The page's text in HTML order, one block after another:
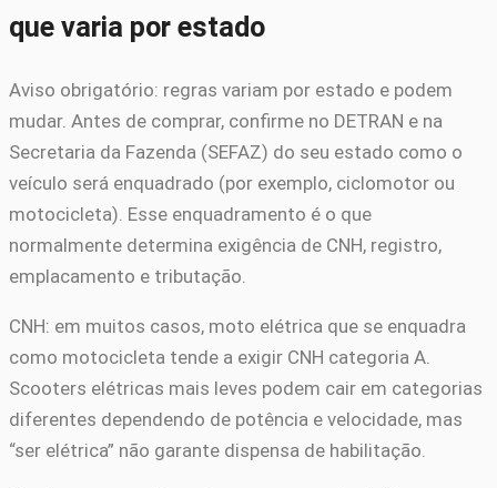
que varia por estado
Aviso obrigatório: regras variam por estado e podem
mudar. Antes de comprar, confirme no DETRAN e na
Secretaria da Fazenda (SEFAZ) do seu estado como o
veículo será enquadrado (por exemplo, ciclomotor ou
motocicleta). Esse enquadramento é o que
normalmente determina exigência de CNH, registro,
emplacamento e tributação.
CNH: em muitos casos, moto elétrica que se enquadra
como motocicleta tende a exigir CNH categoria A.
Scooters elétricas mais leves podem cair em categorias
diferentes dependendo de potência e velocidade, mas
“ser elétrica” não garante dispensa de habilitação.